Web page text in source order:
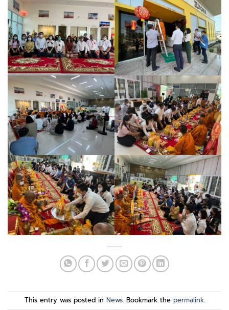
This entry was posted in News. Bookmark the permalink.